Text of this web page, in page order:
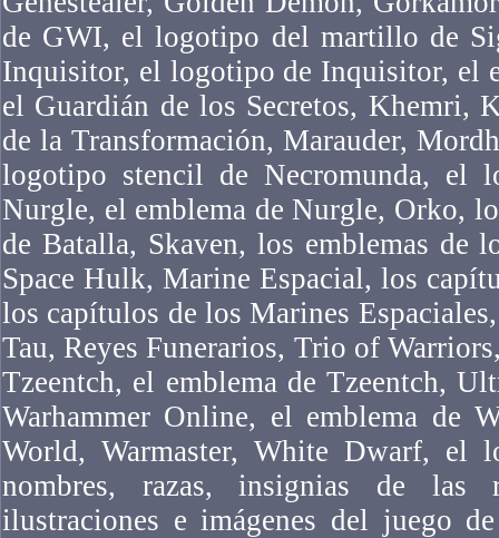
de GWI, el logotipo del martillo de
Inquisitor, el logotipo de Inquisitor, el
el Guardián de los Secretos, Khemri,
de la Transformación, Marauder,
logotipo stencil de Necromunda, el
Nurgle, el emblema de Nurgle, Orko,
de Batalla, Skaven, los emblemas de
Space Hulk, Marine Espacial, los
los capítulos de los Marines
Tau, Reyes Funerarios, Trio of
Tzeentch, el emblema de Tzeentch,
Warhammer Online, el emblema de
World, Warmaster, White Dwarf, el
nombres, razas, insignias de las
ilustraciones e imágenes del juego